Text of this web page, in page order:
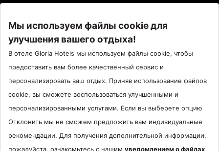
Call Center : 90 242 710 06 00
Отель Сантрал : 90534 461 97 97